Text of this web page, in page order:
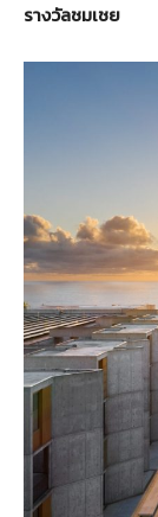
รางวัลชมเชย